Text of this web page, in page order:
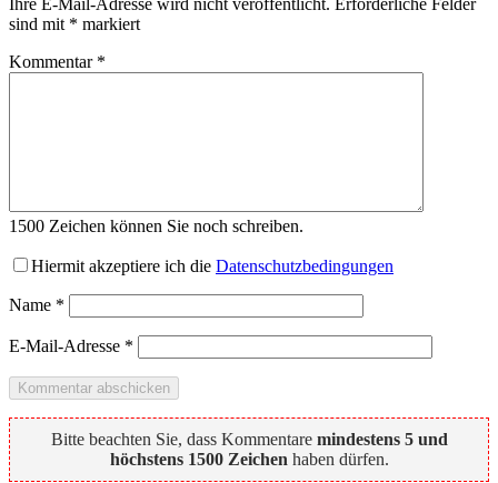
Ihre E-Mail-Adresse wird nicht veröffentlicht. Erforderliche Felder
sind mit * markiert
Kommentar *
1500 Zeichen können Sie noch schreiben.
Hiermit akzeptiere ich die Datenschutzbedingungen
Name *
E-Mail-Adresse *
Bitte beachten Sie, dass Kommentare mindestens 5 und
höchstens 1500 Zeichen haben dürfen.